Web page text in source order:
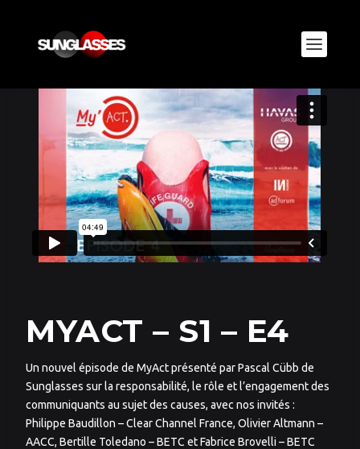
MYACT – S1 – E4
Un nouvel épisode de MyAct présenté par Pascal Cübb de
Sunglasses sur la responsabilité, le rôle et l’engagement des
communiquants au sujet des causes, avec nos invités :
Philippe Baudillon – Clear Channel France, Olivier Altmann –
AACC, Bertille Toledano – BETC et Fabrice Brovelli – BETC